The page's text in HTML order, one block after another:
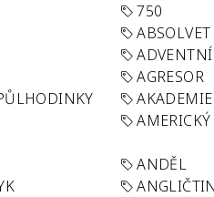
750
ABSOLVET
AGRESOR
AKADEMIE
ANDĚL